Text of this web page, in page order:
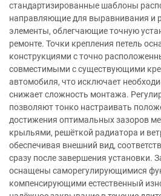
стандартизированные шаблоны
направляющие для выравнивания и
элементы, облегчающие точную
ремонте. Точки крепления петель
конструкциями с точно
совместимыми с существующими
автомобиля, что исключает
снижает сложность монтажа.
позволяют тонко настраивать
достижения оптимальных зазоров
крыльями, решёткой радиатора и
обеспечивая внешний вид,
сразу после завершения установки.
оснащены саморегулирующимися
компенсирующими естественный